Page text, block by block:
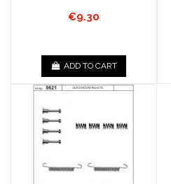
€9.30
ADD TO CART